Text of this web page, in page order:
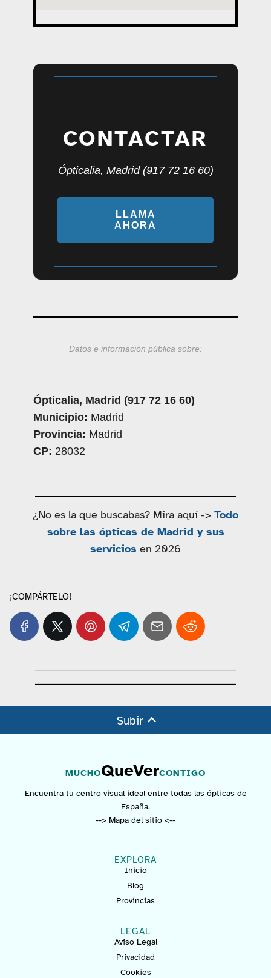
CONTACTAR
Ópticalia, Madrid (917 72 16 60)
LLAMA
AHORA
Datos e información pública sobre:
Ópticalia, Madrid (917 72 16 60)
Municipio: Madrid
Provincia: Madrid
CP: 28032
¿No es la que buscabas? Mira aquí -> Todo
sobre las ópticas de Madrid y sus
servicios en 2026
¡COMPÁRTELO!
Subir
MUCHOQueVerCONTIGO
Encuentra tu centro visual ideal entre todas las ópticas de
España.
--> Mapa del sitio <--
EXPLORA
Inicio
Blog
Provincias
LEGAL
Aviso Legal
Privacidad
Cookies